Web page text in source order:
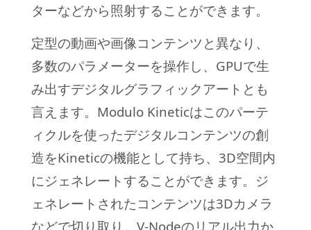
ターなどから照射することができます。
定型の動画や画像コンテンツと異なり、
多数のパラメーターを操作し、GPUで生
み出すデジタルグラフィックアートとも
言えます。Modulo Kineticはこのパーテ
ィクルを使ったデジタルコンテンツの創
造をKineticの機能として持ち、3D空間内
にジェネレートすることができます。ジ
ェネレートされたコンテンツは3Dカメラ
などで切り取り、V-Nodeのリアル出力か